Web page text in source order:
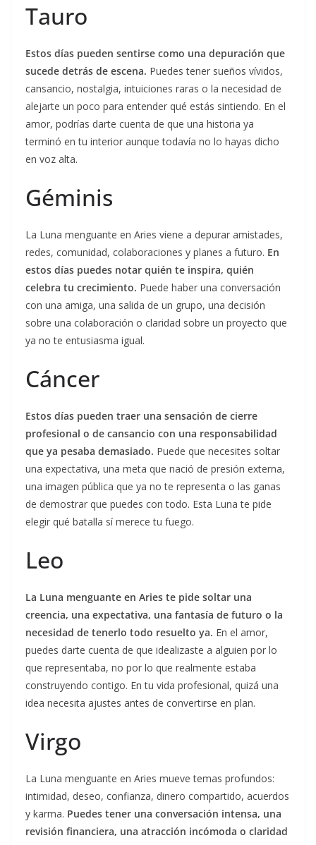
Tauro
Estos días pueden sentirse como una depuración que
sucede detrás de escena. Puedes tener sueños vívidos,
cansancio, nostalgia, intuiciones raras o la necesidad de
alejarte un poco para entender qué estás sintiendo. En el
amor, podrías darte cuenta de que una historia ya
terminó en tu interior aunque todavía no lo hayas dicho
en voz alta.
Géminis
La Luna menguante en Aries viene a depurar amistades,
redes, comunidad, colaboraciones y planes a futuro. En
estos días puedes notar quién te inspira, quién
celebra tu crecimiento. Puede haber una conversación
con una amiga, una salida de un grupo, una decisión
sobre una colaboración o claridad sobre un proyecto que
ya no te entusiasma igual.
Cáncer
Estos días pueden traer una sensación de cierre
profesional o de cansancio con una responsabilidad
que ya pesaba demasiado. Puede que necesites soltar
una expectativa, una meta que nació de presión externa,
una imagen pública que ya no te representa o las ganas
de demostrar que puedes con todo. Esta Luna te pide
elegir qué batalla sí merece tu fuego.
Leo
La Luna menguante en Aries te pide soltar una
creencia, una expectativa, una fantasía de futuro o la
necesidad de tenerlo todo resuelto ya. En el amor,
puedes darte cuenta de que idealizaste a alguien por lo
que representaba, no por lo que realmente estaba
construyendo contigo. En tu vida profesional, quizá una
idea necesita ajustes antes de convertirse en plan.
Virgo
La Luna menguante en Aries mueve temas profundos:
intimidad, deseo, confianza, dinero compartido, acuerdos
y karma. Puedes tener una conversación intensa, una
revisión financiera, una atracción incómoda o claridad